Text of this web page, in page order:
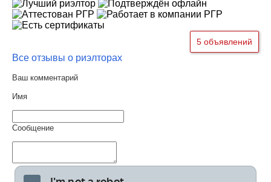
5 объявлений
Все отзывы о риэлторах
Ваш комментарий
Имя
Сообщение